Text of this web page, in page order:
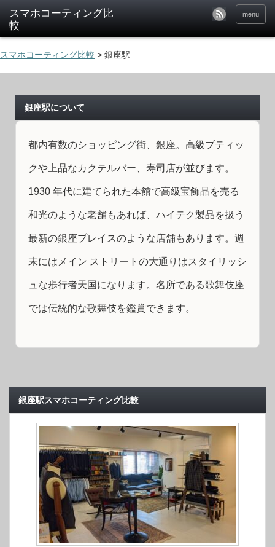
menu
スマホコーティング比較 > 銀座駅
銀座駅について
都内有数のショッピング街、銀座。高級ブティッ
クや上品なカクテルバー、寿司店が並びます。
1930 年代に建てられた本館で高級宝飾品を売る
和光のような老舗もあれば、ハイテク製品を扱う
最新の銀座プレイスのような店舗もあります。週
末にはメイン ストリートの大通りはスタイリッシ
ュな歩行者天国になります。名所である歌舞伎座
では伝統的な歌舞伎を鑑賞できます。
銀座駅スマホコーティング比較